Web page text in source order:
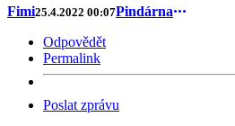
Fimi25.4.2022 00:07Pindárna
Odpovědět
Permalink
Poslat zprávu